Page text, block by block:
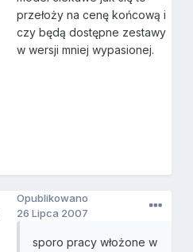
przełoży na cenę końcową i
czy będą dostępne zestawy
w wersji mniej wypasionej.
Opublikowano
26 Lipca 2007
sporo pracy włożone w